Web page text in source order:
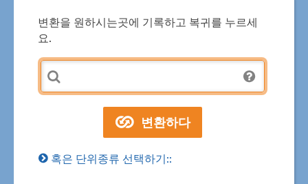
변환을 원하시는곳에 기록하고 복귀를 누르세
요.
혹은 단위종류 선택하기::